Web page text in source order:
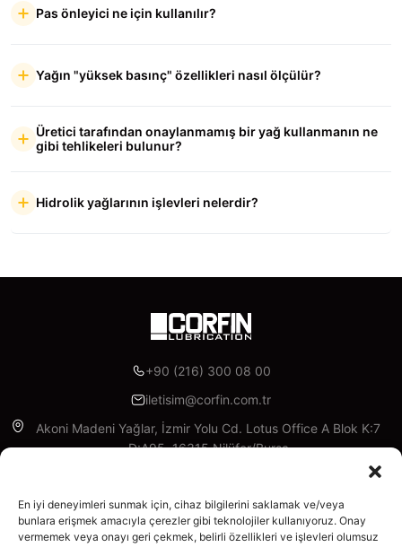
En iyi deneyimleri sunmak için, cihaz bilgilerini saklamak ve/veya
bunlara erişmek amacıyla çerezler gibi teknolojiler kullanıyoruz. Onay
vermemek veya onayı geri çekmek, belirli özellikleri ve işlevleri olumsuz
Pas önleyici ne için kullanılır?
Yağın "yüksek basınç" özellikleri nasıl ölçülür?
Üretici tarafından onaylanmamış bir yağ kullanmanın ne
gibi tehlikeleri bulunur?
Hidrolik yağlarının işlevleri nelerdir?
+90 (216) 300 08 00
iletisim@corfin.com.tr
Akoni Madeni Yağlar, İzmir Yolu Cd. Lotus Office A Blok K:7
D:A95, 16315 Nilüfer/Bursa
Facebook
Instagram
Linkedin
X YouTube
Kurumsal